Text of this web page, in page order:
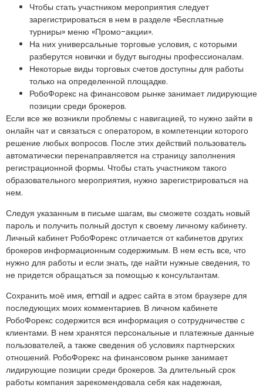
Чтобы стать участником мероприятия следует
зарегистрироваться в нем в разделе «Бесплатные
турниры» меню «Промо-акции».
На них универсальные торговые условия, с которыми
разберутся новички и будут выгодны профессионалам.
Некоторые виды торговых счетов доступны для работы
только на определенной площадке.
РобоФорекс на финансовом рынке занимает лидирующие
позиции среди брокеров.
Если все же возникли проблемы с навигацией, то нужно зайти в
онлайн чат и связаться с оператором, в компетенции которого
решение любых вопросов. После этих действий пользователь
автоматически перенаправляется на страницу заполнения
регистрационной формы. Чтобы стать участником такого
образовательного мероприятия, нужно зарегистрироваться на
нем.
Следуя указанным в письме шагам, вы сможете создать новый
пароль и получить полный доступ к своему личному кабинету.
Личный кабинет РобоФорекс отличается от кабинетов других
брокеров информационным содержимым. В нем есть все, что
нужно для работы и если знать, где найти нужные сведения, то
не придется обращаться за помощью к консультантам.
Сохранить моё имя, email и адрес сайта в этом браузере для
последующих моих комментариев. В личном кабинете
РобоФорекс содержится вся информация о сотрудничестве с
клиентами. В нем хранятся персональные и платежные данные
пользователей, а также сведения об условиях партнерских
отношений. РобоФорекс на финансовом рынке занимает
лидирующие позиции среди брокеров. За длительный срок
работы компания зарекомендовала себя как надежная,